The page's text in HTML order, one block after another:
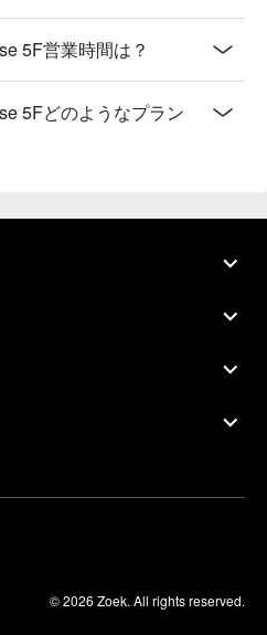
5F営業時間は？
5Fどのようなプラン
© 2026 Zoek. All rights reserved.